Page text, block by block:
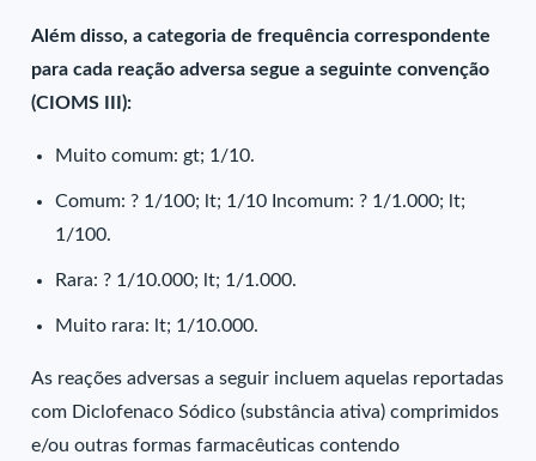
Além disso, a categoria de frequência correspondente
para cada reação adversa segue a seguinte convenção
(CIOMS III):
Muito comum: gt; 1/10.
Comum: ? 1/100; lt; 1/10 Incomum: ? 1/1.000; lt;
1/100.
Rara: ? 1/10.000; lt; 1/1.000.
Muito rara: lt; 1/10.000.
As reações adversas a seguir incluem aquelas reportadas
com Diclofenaco Sódico (substância ativa) comprimidos
e/ou outras formas farmacêuticas contendo